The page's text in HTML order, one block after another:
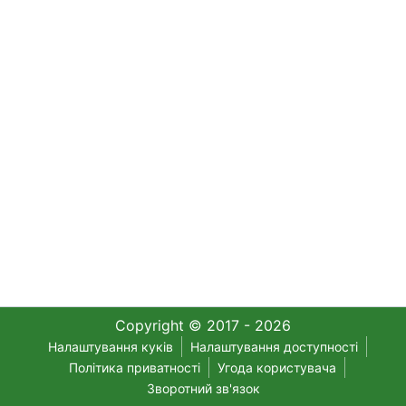
Copyright © 2017 - 2026
Налаштування куків
Налаштування доступності
Політика приватності
Угода користувача
Зворотний зв'язок